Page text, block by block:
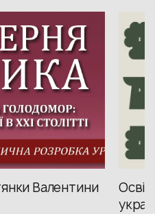
Валентини